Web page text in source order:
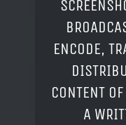
ENCODE,
CONTENT
A